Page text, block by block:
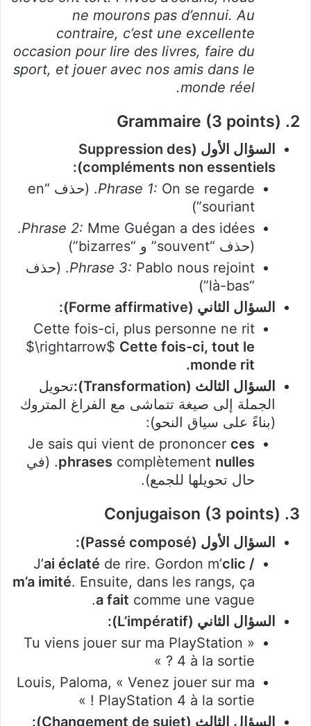
ne mourons pas d’ennui. Au
contraire, c’est une excellente
occasion pour lire des livres, faire du
sport, et jouer avec nos amis dans le
monde réel.
2. Grammaire (3 points)
السؤال الأول (Suppression des
compléments non essentiels):
Phrase 1:
On se regarde. (حذف “en
souriant”)
Phrase 2:
Mme Guégan a des idées.
(حذف “souvent” و “bizarres”)
Phrase 3:Pablo nous rejoint. (حذف
“là-bas”)
السؤال الثاني (Forme affirmative):
Cette fois-ci, plus personne ne rit
$\rightarrow$ Cette fois-ci, tout le
monde rit.
السؤال الثالث (Transformation):
تحويل
الجملة إلى صيغة تتماشى مع الفراغ المتروك
(بناءً على سياق النحو):
Je sais qui vient de prononcer ces
phrases complètement nulles
. (في
حال تحويلها للجمع).
3. Conjugaison (3 points)
السؤال الأول (Passé composé):
J’ai éclaté de rire. Gordon m’clic /
m’a imité. Ensuite, dans les rangs, ça
a fait comme une vague.
السؤال الثاني (L’impératif):
« Tu viens jouer sur ma PlayStation
4 à la sortie ? »
Louis, Paloma, « Venez jouer sur ma
PlayStation 4 à la sortie ! »
السؤال الثالث (Changement de sujet):